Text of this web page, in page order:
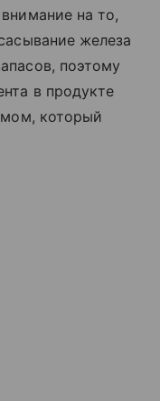
на то,
железа
поэтому
в продукте
который